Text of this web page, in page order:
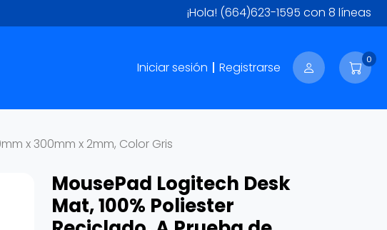
¡Hola! (664)623-1595 con 8 líneas
Iniciar sesión Registrarse
0
x 300mm x 2mm, Color Gris
MousePad Logitech Desk
Mat, 100% Poliester